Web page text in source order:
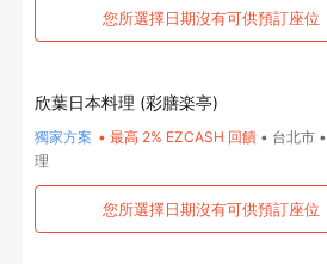
您所選擇日期沒有可供預訂座位
欣葉日本料理 (彩膳楽亭)
獨家方案 •最高 2% EZCASH 回饋 • 台北市 •
理
您所選擇日期沒有可供預訂座位